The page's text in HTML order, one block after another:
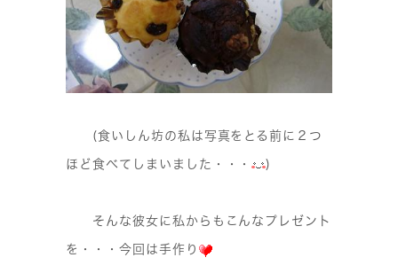
(食いしん坊の私は写真をとる前に２つ
ほど食べてしまいました・・・ )
そんな彼女に私からもこんなプレゼント
を・・・今回は手作り